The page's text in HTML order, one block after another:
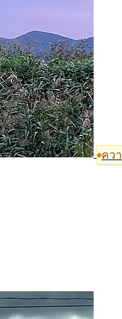
คว